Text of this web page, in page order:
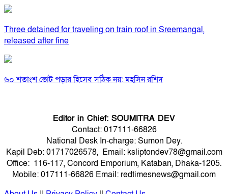
Three detained for traveling on train roof in Sreemangal,
released after fine
৬০ শতাংশ ভোট পড়ার হিসেব সঠিক নয়: মহসিন রশিদ
Editor in Chief: SOUMITRA DEV
Contact: 017111-66826
National Desk In-charge: Sumon Dey.
Kapil Deb: 01717026578, Email: ksliptondev78@gmail.com
Office: 116-117, Concord Emporium, Kataban, Dhaka-1205.
Mobile: 017111-66826 Email: redtimesnews@gmail.com